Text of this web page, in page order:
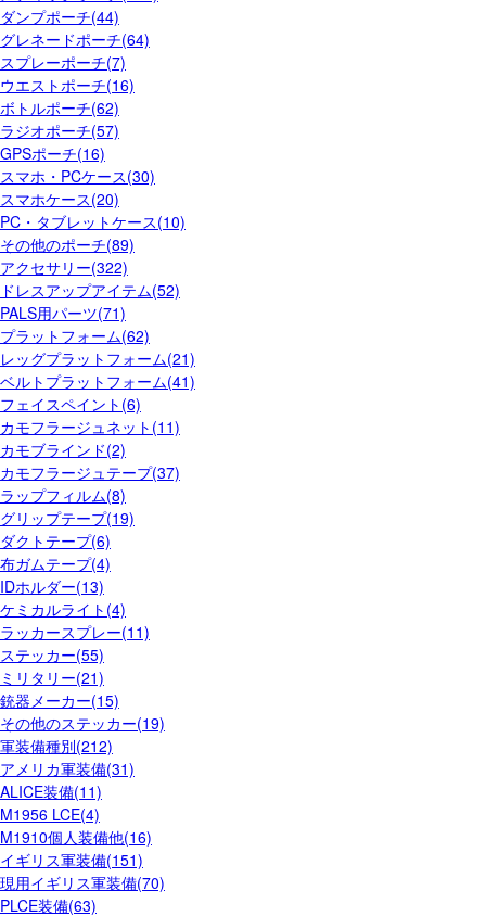
ダンプポーチ(44)
グレネードポーチ(64)
スプレーポーチ(7)
ウエストポーチ(16)
ボトルポーチ(62)
ラジオポーチ(57)
GPSポーチ(16)
スマホ・PCケース(30)
スマホケース(20)
PC・タブレットケース(10)
その他のポーチ(89)
アクセサリー(322)
ドレスアップアイテム(52)
PALS用パーツ(71)
プラットフォーム(62)
レッグプラットフォーム(21)
ベルトプラットフォーム(41)
フェイスペイント(6)
カモフラージュネット(11)
カモブラインド(2)
カモフラージュテープ(37)
ラップフィルム(8)
グリップテープ(19)
ダクトテープ(6)
布ガムテープ(4)
IDホルダー(13)
ケミカルライト(4)
ラッカースプレー(11)
ステッカー(55)
ミリタリー(21)
銃器メーカー(15)
その他のステッカー(19)
軍装備種別(212)
アメリカ軍装備(31)
ALICE装備(11)
M1956 LCE(4)
M1910個人装備他(16)
イギリス軍装備(151)
現用イギリス軍装備(70)
PLCE装備(63)